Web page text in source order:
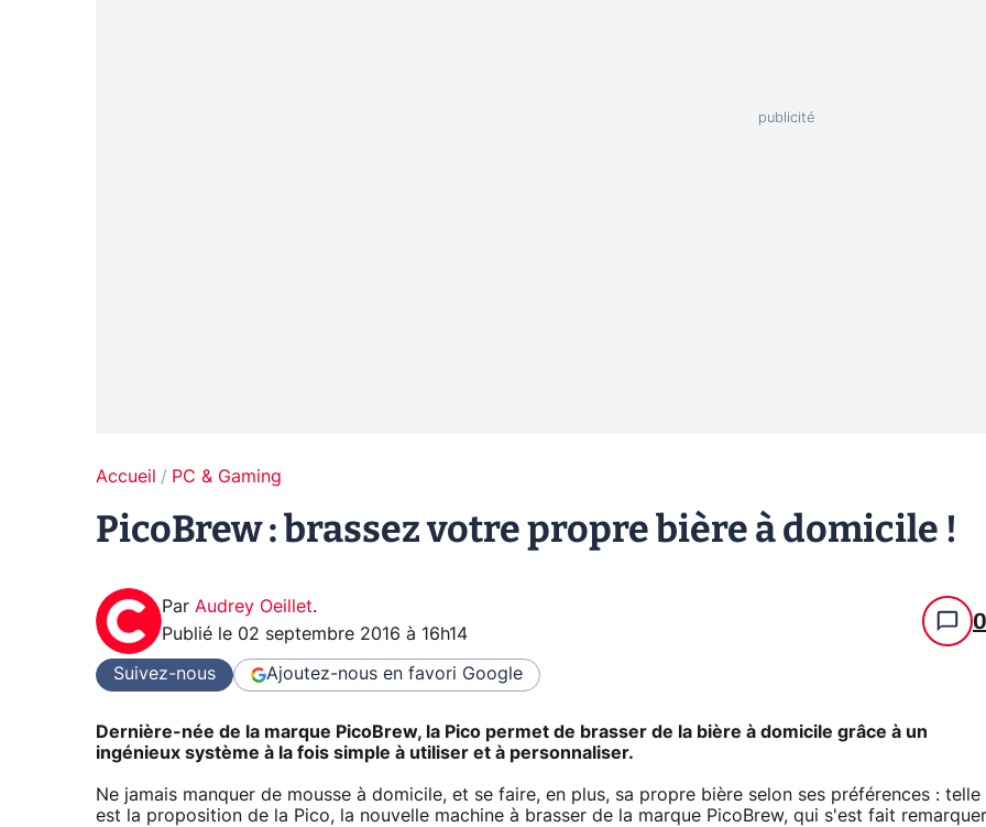
Accueil PC & Gaming
PicoBrew : brassez votre propre bière à domicile !
Par Audrey Oeillet.
Publié le 02 septembre 2016 à 16h14 0
Suivez-nous Ajoutez-nous en favori Google
Dernière-née de la marque PicoBrew, la Pico permet de brasser de la bière à domicile grâce à un
ingénieux système à la fois simple à utiliser et à personnaliser.
Ne jamais manquer de mousse à domicile, et se faire, en plus, sa propre bière selon ses préférences : telle
est la proposition de la Pico, la nouvelle machine à brasser de la marque PicoBrew, qui s'est fait remarquer